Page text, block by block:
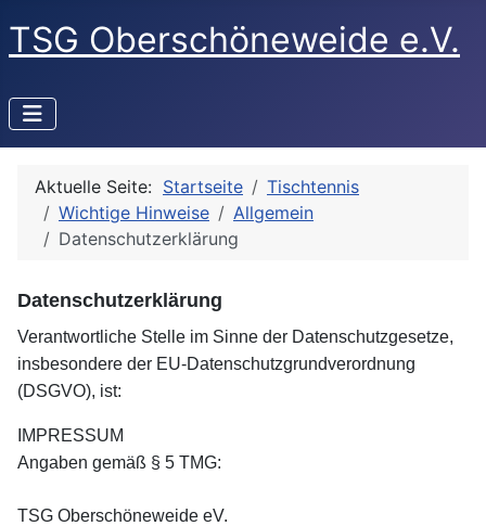
TSG Oberschöneweide e.V.
Aktuelle Seite: Startseite
Tischtennis
Wichtige Hinweise
Allgemein
Datenschutzerklärung
Datenschutzerklärung
Verantwortliche Stelle im Sinne der Datenschutzgesetze,
insbesondere der EU-Datenschutzgrundverordnung
(DSGVO), ist:
IMPRESSUM
Angaben gemäß § 5 TMG:
TSG Oberschöneweide eV.